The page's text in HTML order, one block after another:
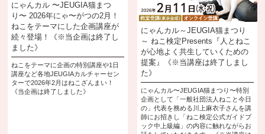
にゃんカル 〜JEUGIA猫まつ
り〜 2026年にゃ〜がつの2月！
ねこをテーマにした企画講座が
続々登場！《※当企画は終了し
ました》
ねこをテーマに企画の特別講座や1日
講座など各地JEUGIAカルチャーセン
ターで2026年2月はねこざんまい！
《当企画は終了しました》
にゃんカル～JEUGIA猫まつり
～ ねこ検定Presents『人とねこ
が心地よく共生していくための
提案』《※当講座は終了しまし
た》
にゃんカル〜JEUGIA猫まつり〜特別
企画として「一般社団法人ねこと今日
の」代表を務める川上麻衣子さんを講
師にお招きし「ねこ検定公式ガイドブ
ック中上級編」の内容に触れながらお